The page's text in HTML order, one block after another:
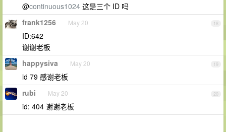
@continuous1024 这是三个 ID 吗
18
frank1256 May 20
ID:642
谢谢老板
19
happysiva May 20
id 79 感谢老板
20
rubi May 20
id: 404 谢谢老板